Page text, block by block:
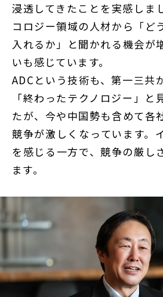
浸透してきたことを実感しま
コロジー領域の人材から「ど
入れるか」と聞かれる機会が
いも感じています。
ADCという技術も、第一三共
「終わったテクノロジー」と
たが、今や中国勢も含めて各
競争が激しくなっています。
を感じる一方で、競争の厳し
ます。